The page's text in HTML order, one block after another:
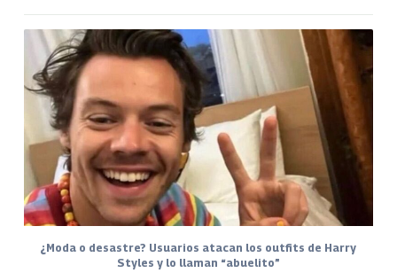
¿Moda o desastre? Usuarios atacan los outfits de Harry
Styles y lo llaman “abuelito”